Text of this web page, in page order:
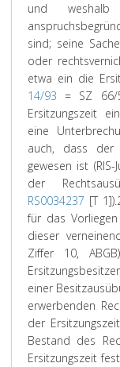
und
sind; seine
oder
etwa ein die
14/93 = SZ 66/
Ersitzungszeit
eine
auch, dass
gewesen ist (RIS-
der
RS0034237 [T 1]).
für das
dieser
Ziffer 10,
einer
erwerbenden
der
Bestand des
Ersitzungszeit